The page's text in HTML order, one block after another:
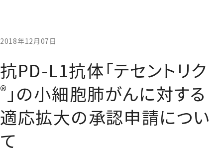
2018年12月07日
抗PD-L1抗体「テセントリク
® 」の小細胞肺がんに対する
適応拡大の承認申請につい
て